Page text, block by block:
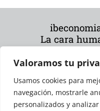
Valoramos tu
Usamos cookies para
navegación, mostrarle
personalizados y
La cara